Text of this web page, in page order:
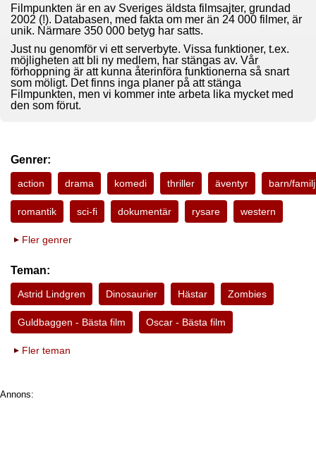
Filmpunkten är en av Sveriges äldsta filmsajter, grundad
2002 (!). Databasen, med fakta om mer än 24 000 filmer, är
unik. Närmare 350 000 betyg har satts.
Just nu genomför vi ett serverbyte. Vissa funktioner, t.ex.
möjligheten att bli ny medlem, har stängas av. Vår
förhoppning är att kunna återinföra funktionerna så snart
som möligt. Det finns inga planer på att stänga
Filmpunkten, men vi kommer inte arbeta lika mycket med
den som förut.
Genrer:
action drama komedi thriller äventyr barn/familj
romantik sci-fi dokumentär rysare western
Fler genrer
Teman:
Astrid Lindgren Dinosaurier Hästar Zombies
Guldbaggen - Bästa film Oscar - Bästa film
Fler teman
Annons: